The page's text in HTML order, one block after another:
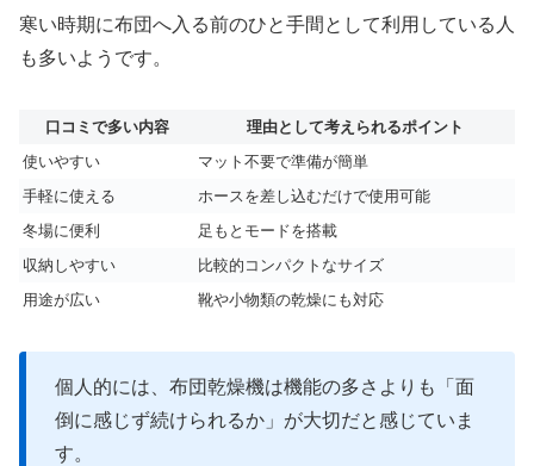
寒い時期に布団へ入る前のひと手間として利用している人
も多いようです。
口コミで多い内容
理由として考えられるポイント
使いやすい
マット不要で準備が簡単
手軽に使える
ホースを差し込むだけで使用可能
冬場に便利
足もとモードを搭載
収納しやすい
比較的コンパクトなサイズ
用途が広い
靴や小物類の乾燥にも対応
個人的には、布団乾燥機は機能の多さよりも「面
倒に感じず続けられるか」が大切だと感じていま
す。